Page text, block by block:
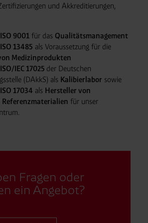
und Akkreditierungen,
9001 für das Qualitätsmanagement
13485 als Voraussetzung für die
Medizinprodukten
IEC 17025 der Deutschen
(DAkkS) als Kalibierlabor sowie
17034 als Hersteller von
für unser
Fragen oder
ein Angebot?